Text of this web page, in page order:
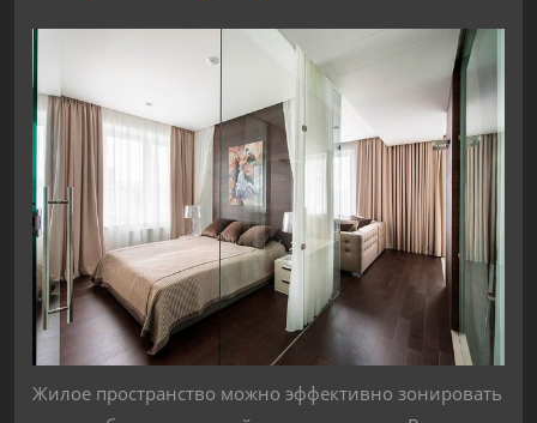
Жилое пространство можно эффективно зонировать